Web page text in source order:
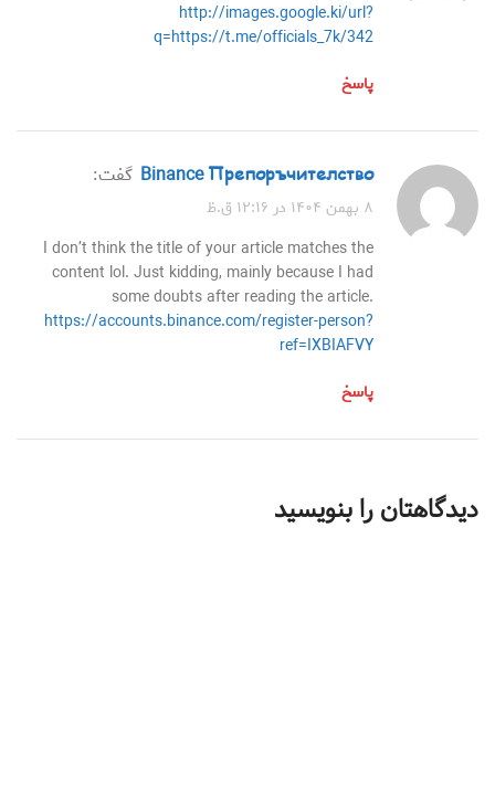
http://images.google.ki/url?
q=https://t.me/officials_7k/342
پاسخ
binance Препоръчителство گفت:
۸ بهمن ۱۴۰۴ در ۱۲:۱۶ ق.ظ
I don’t think the title of your article matches the
content lol. Just kidding, mainly because I had
some doubts after reading the article.
https://accounts.binance.com/register-person?
ref=IXBIAFVY
پاسخ
دیدگاهتان را بنویسید